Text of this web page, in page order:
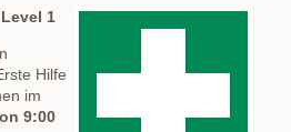
1
Hilfe
im
9:00